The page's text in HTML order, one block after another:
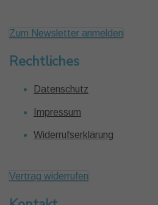
Zum Newsletter anmelden
Rechtliches
Datenschutz
Impressum
Widerrufserklärung
Vertrag widerrufen